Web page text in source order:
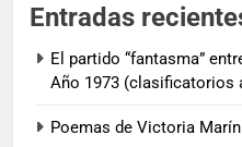
Entradas
El partido “fantasma”
Año 1973 (clasificatorios
Poemas de Victoria